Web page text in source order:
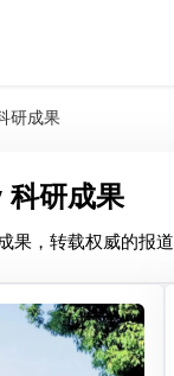
研成果
研成果
果，转载权威的报道